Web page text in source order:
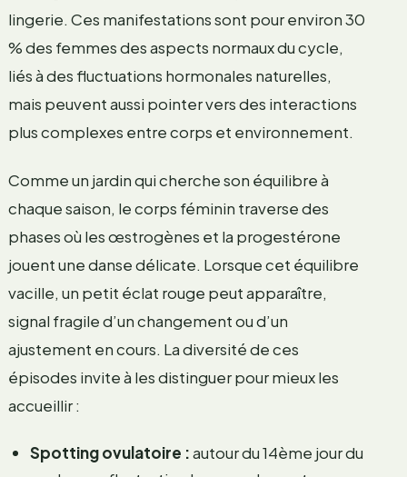
lingerie. Ces manifestations sont pour environ 30
% des femmes des aspects normaux du cycle,
liés à des fluctuations hormonales naturelles,
mais peuvent aussi pointer vers des interactions
plus complexes entre corps et environnement.
Comme un jardin qui cherche son équilibre à
chaque saison, le corps féminin traverse des
phases où les œstrogènes et la progestérone
jouent une danse délicate. Lorsque cet équilibre
vacille, un petit éclat rouge peut apparaître,
signal fragile d’un changement ou d’un
ajustement en cours. La diversité de ces
épisodes invite à les distinguer pour mieux les
accueillir :
Spotting ovulatoire :autour du 14ème jour du